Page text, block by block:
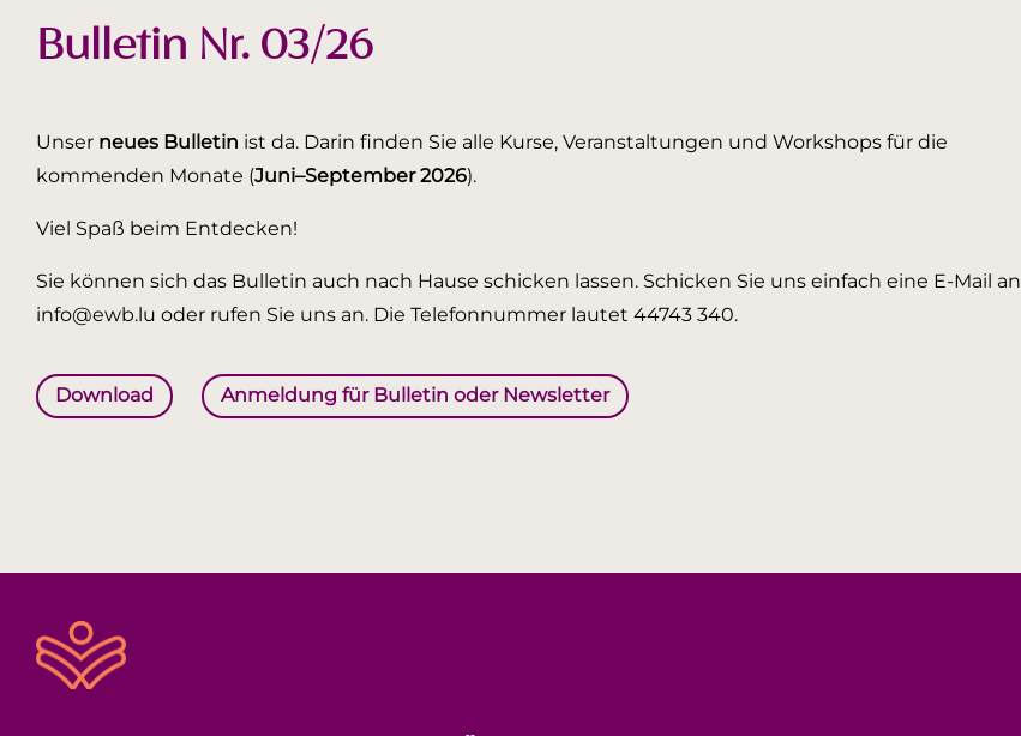
Bulletin Nr. 03/26
Unser neues Bulletin ist da. Darin finden Sie alle Kurse, Veranstaltungen und Workshops für die
kommenden Monate (Juni–September 2026).
Viel Spaß beim Entdecken!
Sie können sich das Bulletin auch nach Hause schicken lassen. Schicken Sie uns einfach eine E-Mail an
info@ewb.lu oder rufen Sie uns an. Die Telefonnummer lautet 44743 340.
Download Anmeldung für Bulletin oder Newsletter